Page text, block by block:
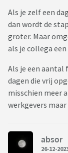
Als je zelf een
dan wordt de
groter. Maar
als je collega
Als je een aantal
dagen die vrij
misschien meer
werkgevers
absor
26-12-